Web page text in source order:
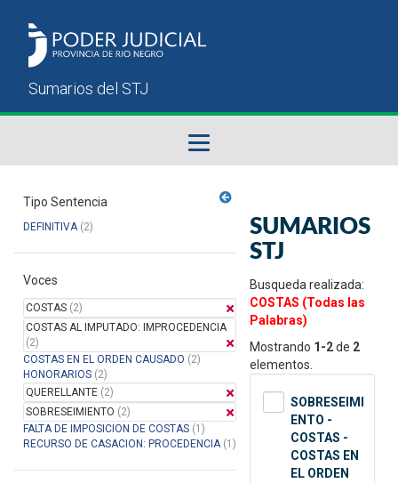
Sumarios del STJ
Manual del Usuario
Tipo Sentencia
DEFINITIVA(2)
Voces
COSTAS (2)
COSTAS AL IMPUTADO: IMPROCEDENCIA
(2)
COSTAS EN EL ORDEN CAUSADO (2)
HONORARIOS (2)
QUERELLANTE (2)
SOBRESEIMIENTO (2)
FALTA DE IMPOSICION DE COSTAS (1)
RECURSO DE CASACION: PROCEDENCIA(1)
SUMARIOS
STJ
Busqueda realizada:
COSTAS (Todas las
Palabras)
Mostrando 1-2de 2
elementos.
SOBRESEIMI
ENTO -
COSTAS -
COSTAS EN
EL ORDEN